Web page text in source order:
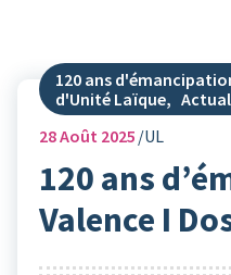
120 ans
d'Unité Laïque,
28Août 2025 UL
120 ans
Valence I